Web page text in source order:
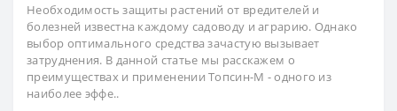
Необходимость защиты растений от вредителей и
болезней известна каждому садоводу и аграрию. Однако
выбор оптимального средства зачастую вызывает
затруднения. В данной статье мы расскажем о
преимуществах и применении Топсин-М - одного из
наиболее эффе..